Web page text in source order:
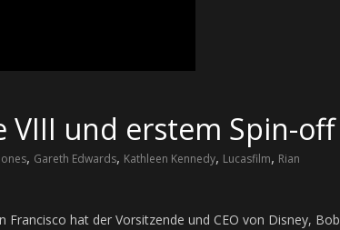
VIII und erstem Spin-off
, Gareth Edwards, Kathleen Kennedy, Lucasfilm, Rian
hat der Vorsitzende und CEO von Disney, Bob